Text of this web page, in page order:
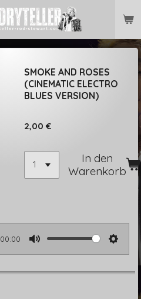
SMOKE AND ROSES
(CINEMATIC ELECTRO
BLUES VERSION)
2,00 €
In den
Warenkorb
00:00
M
S